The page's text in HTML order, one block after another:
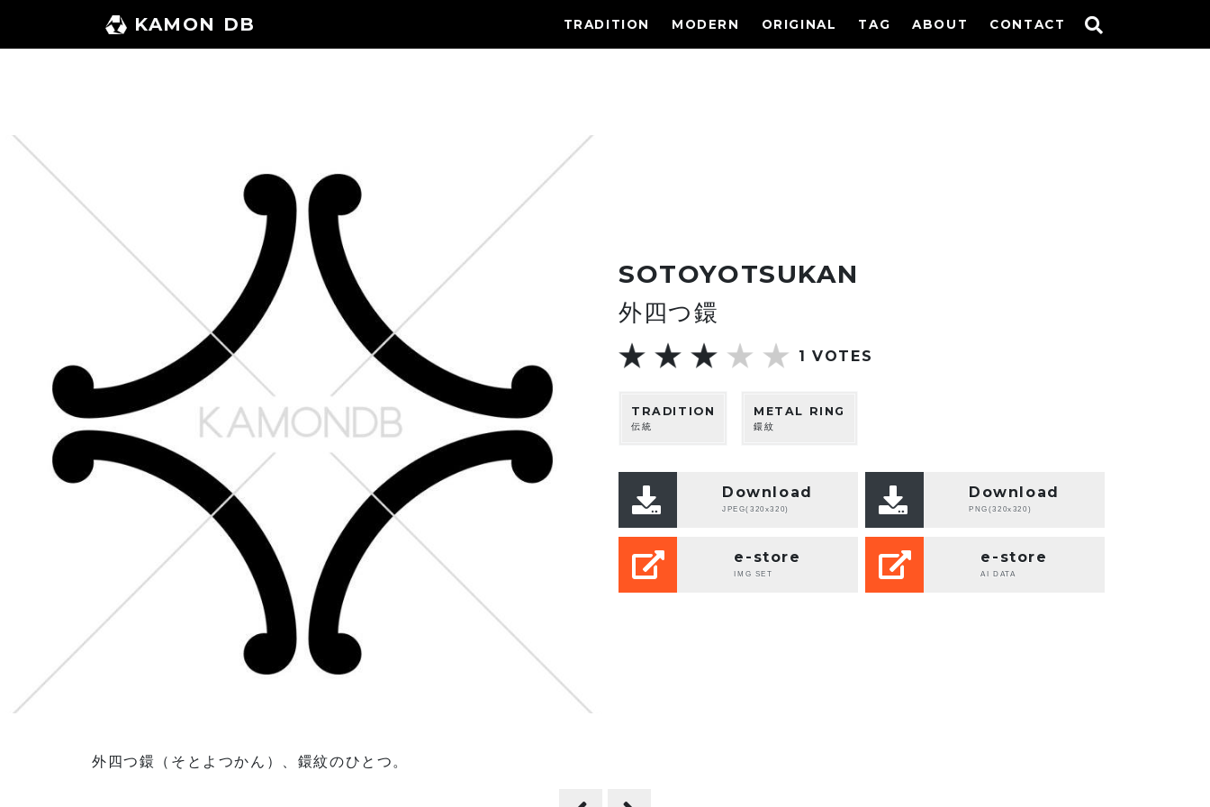
へ
KAMON DB TRADITION MODERN ORIGINAL TAG ABOUT CONTACT
SOTOYOTSUKAN
外四つ鐶
1 VOTES
TRADITION
伝統
METAL RING
鐶紋
Download
JPEG(320x320)
Download
PNG(320x320)
e-store
IMG SET
e-store
AI DATA
外四つ鐶（そとよつかん）、鐶紋のひとつ。